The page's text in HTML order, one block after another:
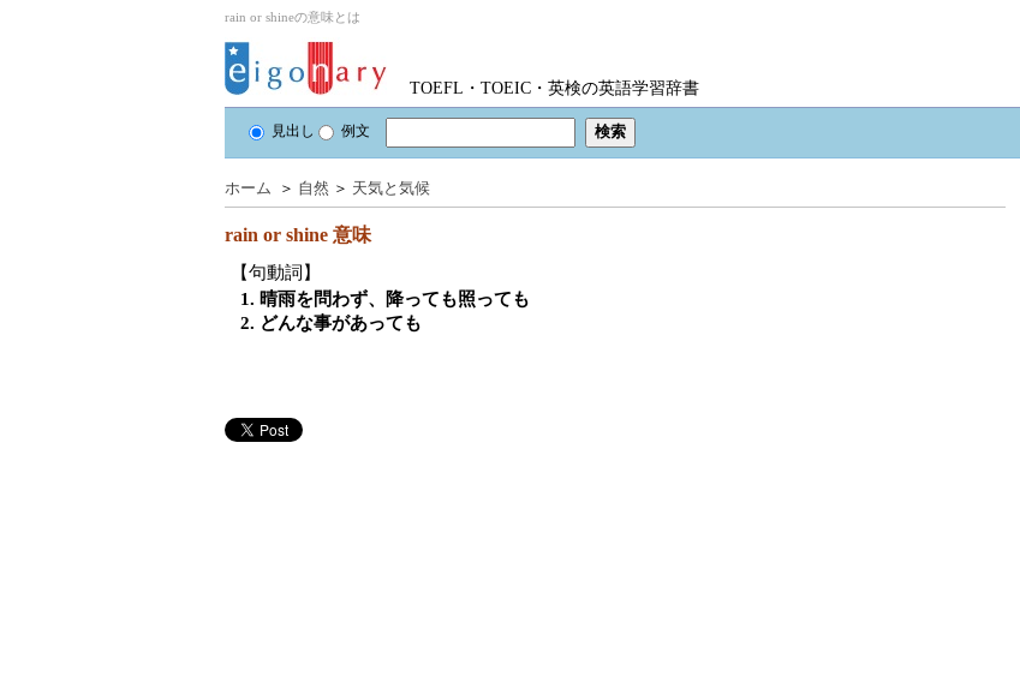
rain or shineの意味とは
TOEFL・TOEIC・英検の英語学習辞書
見出し 例文
ホーム ＞ 自然 ＞ 天気と気候
rain or shine 意味
【句動詞】
1. 晴雨を問わず、降っても照っても
2. どんな事があっても